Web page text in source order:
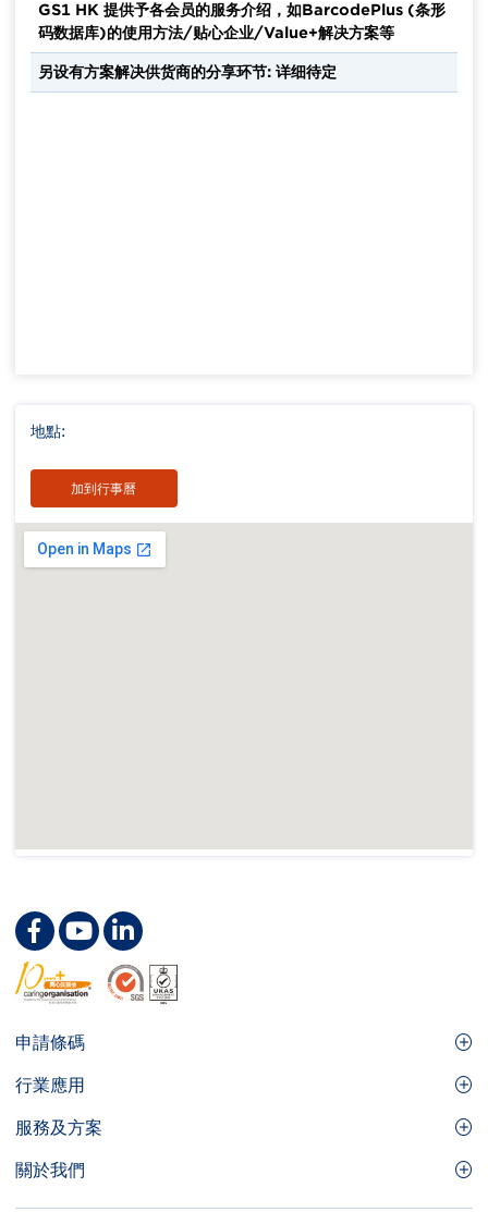
GS1 HK 提供予各会员的服务介绍，如BarcodePlus (条形
码数据库)的使用方法/贴心企业/Value+解决方案等
另设有方案解决供货商的分享环节: 详细待定
地點:
加到行事曆
Footer
Site
Menu
申請條碼
GS1條碼
實用工具及資源
行業應用
食品及餐飲服務
服務及方案
品牌保護
關於我們
關於香港貨品編碼協會